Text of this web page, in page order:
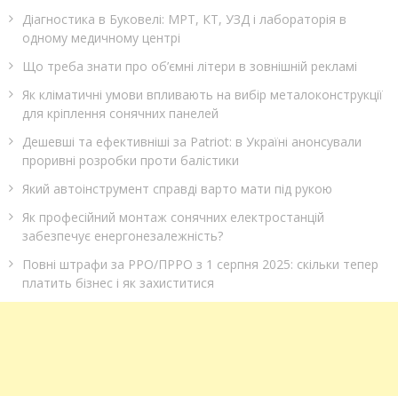
Діагностика в Буковелі: МРТ, КТ, УЗД і лабораторія в
одному медичному центрі
Що треба знати про об’ємні літери в зовнішній рекламі
Як кліматичні умови впливають на вибір металоконструкції
для кріплення сонячних панелей
Дешевші та ефективніші за Patriot: в Україні анонсували
проривні розробки проти балістики
Який автоінструмент справді варто мати під рукою
Як професійний монтаж сонячних електростанцій
забезпечує енергонезалежність?
Повні штрафи за РРО/ПРРО з 1 серпня 2025: скільки тепер
платить бізнес і як захиститися